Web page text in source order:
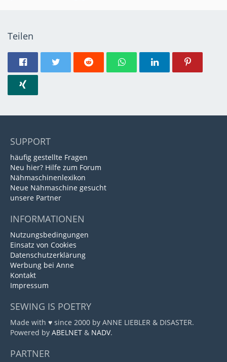
Teilen
SUPPORT
häufig gestellte Fragen
Neu hier? Hilfe zum Forum
Nähmaschinenlexikon
Neue Nähmaschine gesucht
unsere Partner
INFORMATIONEN
Nutzungsbedingungen
Einsatz von Cookies
Datenschutzerklärung
Werbung bei Anne
Kontakt
Impressum
SEWING IS POETRY
Made with ♥ since 2000 by ANNE LIEBLER & DISASTER.
Powered by ABELNET & NADV.
PARTNER